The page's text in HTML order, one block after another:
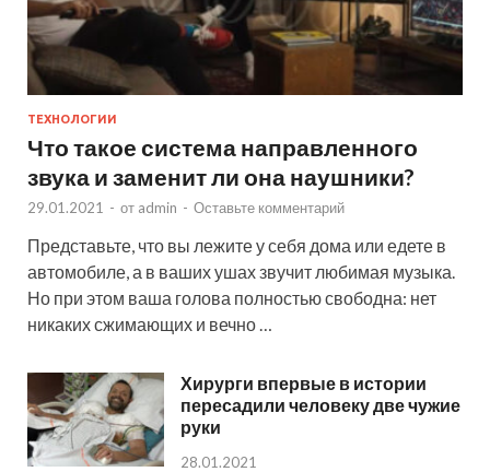
ТЕХНОЛОГИИ
Что такое система направленного
звука и заменит ли она наушники?
29.01.2021 - от admin - Оставьте комментарий
Представьте, что вы лежите у себя дома или едете в
автомобиле, а в ваших ушах звучит любимая музыка.
Но при этом ваша голова полностью свободна: нет
никаких сжимающих и вечно …
Хирурги впервые в истории
пересадили человеку две чужие
руки
28.01.2021